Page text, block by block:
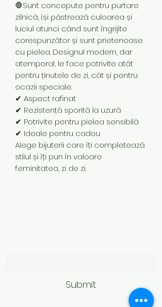
🛑Sunt concepute pentru purtare
zilnică, își păstrează culoarea și
luciul atunci când sunt îngrijite
corespunzător și sunt prietenoase
cu pielea. Designul modern, dar
atemporal, le face potrivite atât
pentru ținutele de zi, cât și pentru
ocazii speciale.
✔ Aspect rafinat
✔ Rezistență sporită la uzură
✔ Potrivite pentru pielea sensibilă
✔ Ideale pentru cadou
Alege bijuterii care îți completează
stilul și îți pun în valoare
feminitatea, zi de zi.
Submit